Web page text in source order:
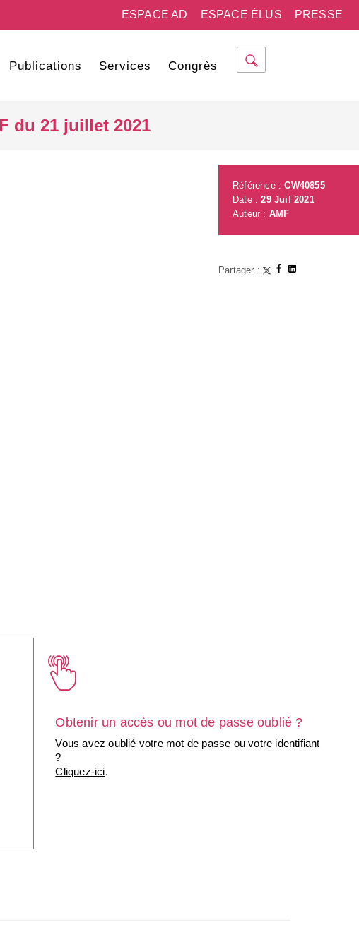
PRESSE
ESPACE ÉLUS
ESPACE AD
Publications Services Congrès
du 21 juillet 2021
Référence :CW40855
Date :29 Juil 2021
Auteur : AMF
Partager :
Obtenir un accès ou mot de passe oublié ?
Vous avez oublié votre mot de passe ou votre identifiant
?
Cliquez-ici.